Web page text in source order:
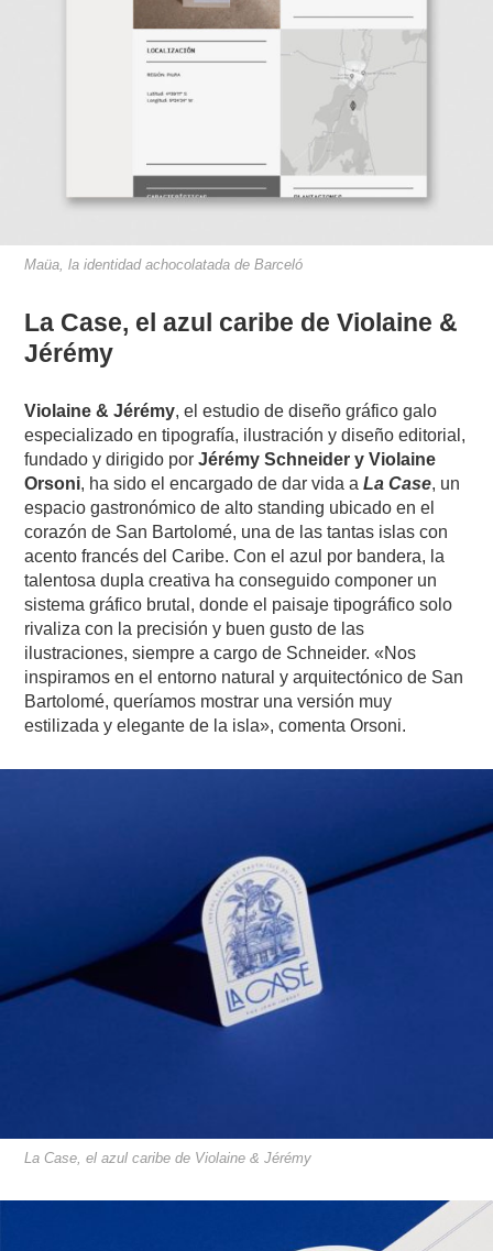
Maüa, la identidad achocolatada de Barceló
La Case, el azul caribe de Violaine &
Jérémy
Violaine & Jérémy, el estudio de diseño gráfico galo
especializado en tipografía, ilustración y diseño editorial,
fundado y dirigido porJérémy Schneider y Violaine
Orsoni, ha sido el encargado de dar vida aLa Case, un
espacio gastronómico de alto standing ubicado en el
corazón de San Bartolomé, una de las tantas islas con
acento francés del Caribe. Con el azul por bandera, la
talentosa dupla creativa ha conseguido componer un
sistema gráfico brutal, donde el paisaje tipográfico solo
rivaliza con la precisión y buen gusto de las
ilustraciones, siempre a cargo de Schneider. «Nos
inspiramos en el entorno natural y arquitectónico de San
Bartolomé, queríamos mostrar una versión muy
estilizada y elegante de la isla», comenta Orsoni.
La Case, el azul caribe de Violaine & Jérémy